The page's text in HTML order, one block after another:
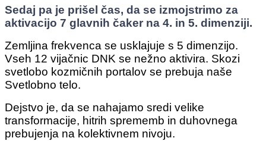
Sedaj pa je prišel čas, da se izmojstrimo za
aktivacijo 7 glavnih čaker na 4. in 5. dimenziji.
Zemljina frekvenca se usklajuje s 5 dimenzijo.
Vseh 12 vijačnic DNK se nežno aktivira. Skozi
svetlobo kozmičnih portalov se prebuja naše
Svetlobno telo.
Dejstvo je, da se nahajamo sredi velike
transformacije, hitrih sprememb in duhovnega
prebujenja na kolektivnem nivoju.